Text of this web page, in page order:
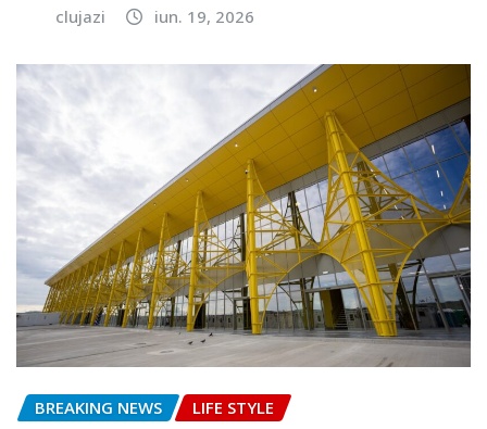
clujazi iun. 19, 2026
BREAKING NEWS LIFE STYLE